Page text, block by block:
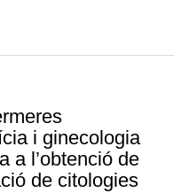
i ginecologia
a l’obtenció de
de citologies